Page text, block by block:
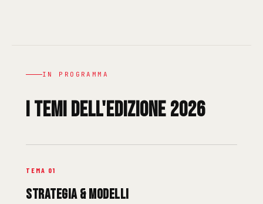
IN PROGRAMMA
I TEMI DELL'EDIZIONE 2026
TEMA 01
STRATEGIA & MODELLI